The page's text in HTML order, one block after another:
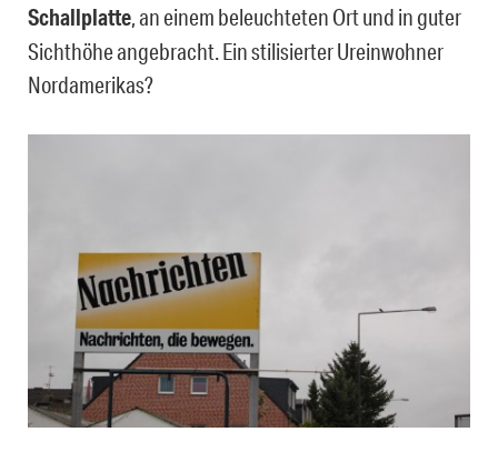
Schallplatte , an einem beleuchteten Ort und in guter
Sichthöhe angebracht. Ein stilisierter Ureinwohner
Nordamerikas?